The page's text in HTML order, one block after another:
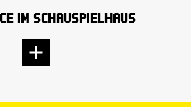
im Schauspielhaus